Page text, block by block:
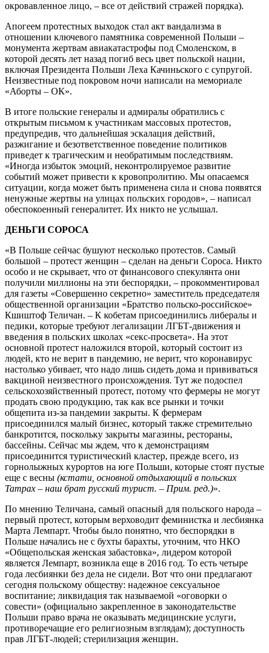
окровавленное лицо, – все от действий стражей порядка).
Апогеем протестных выходок стал акт вандализма в
отношении ключевого памятника современной Польши –
монумента жертвам авиакатастрофы под Смоленском, в
которой десять лет назад погиб весь цвет польской нации,
включая Президента Польши Леха Качиньского с супругой.
Неизвестные под покровом ночи написали на мемориале
«Аборты – ОК».
В итоге польские генералы и адмиралы обратились с
открытым письмом к участникам массовых протестов,
предупредив, что дальнейшая эскалация действий,
разжигание и безответственное поведение политиков
приведет к трагическим и необратимым последствиям.
«Иногда избыток эмоций, неконтролируемое развитие
событий может привести к кровопролитию. Мы опасаемся
ситуации, когда может быть применена сила и снова появятся
ненужные жертвы на улицах польских городов», – написал
обеспокоенный генералитет. Их никто не услышал.
ДЕНЬГИ СОРОСА
«В Польше сейчас бушуют несколько протестов. Самый
большой – протест женщин – сделан на деньги Сороса. Никто
особо и не скрывает, что от финансового спекулянта они
получили миллионы на эти беспорядки, – прокомментировал
для газеты «Совершенно секретно» заместитель председателя
общественной организации «Братство польско-российское»
Кшиштоф Теличан. – К кобетам присоединились либералы и
педики, которые требуют легализации ЛГБТ-движения и
введения в польских школах «секс-просвета». На этот
основной протест наложился второй, который состоит из
людей, кто не верит в пандемию, не верит, что коронавирус
настолько убивает, что надо лишь сидеть дома и прививаться
вакциной неизвестного происхождения. Тут же подоспел
сельскохозяйственный протест, потому что фермеры не могут
продать свою продукцию, так как все рынки и точки
общепита из-за пандемии закрыты. К фермерам
присоединился малый бизнес, который также стремительно
банкротится, поскольку закрыты магазины, рестораны,
бассейны. Сейчас мы ждем, что к демонстрациям
присоединится туристический кластер, прежде всего, из
горнолыжных курортов на юге Польши, которые стоят пустые
еще с весны (кстати, основной отдыхающий в польских
Татрах – наш брат русский турист. – Прим. ред.)».
По мнению Теличана, самый опасный для польского народа –
первый протест, которым верховодит феминистка и лесбиянка
Марта Лемпарт. Чтобы было понятно, что беспорядки в
Польше начались не с бухты барахты, уточним, что НКО
«Общепольская женская забастовка», лидером которой
является Лемпарт, возникла еще в 2016 год. То есть четыре
года лесбиянки без дела не сидели. Вот что они предлагают
сегодня польскому обществу: надежное сексуальное
воспитание; ликвидация так называемой «оговорки о
совести» (официально закрепленное в законодательстве
Польши право врача не оказывать медицинские услуги,
противоречащие его религиозным взглядам); доступность
прав ЛГБТ-людей; стерилизация женщин.